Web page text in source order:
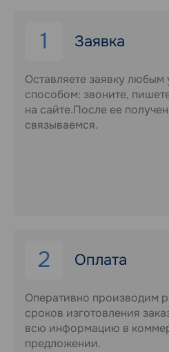
1 Заявка
Оставляете заявку любым
способом: звоните,
на сайте.После ее
связываемся.
2 Оплата
Оперативно производим
сроков изготовления
всю информацию в
предложении.